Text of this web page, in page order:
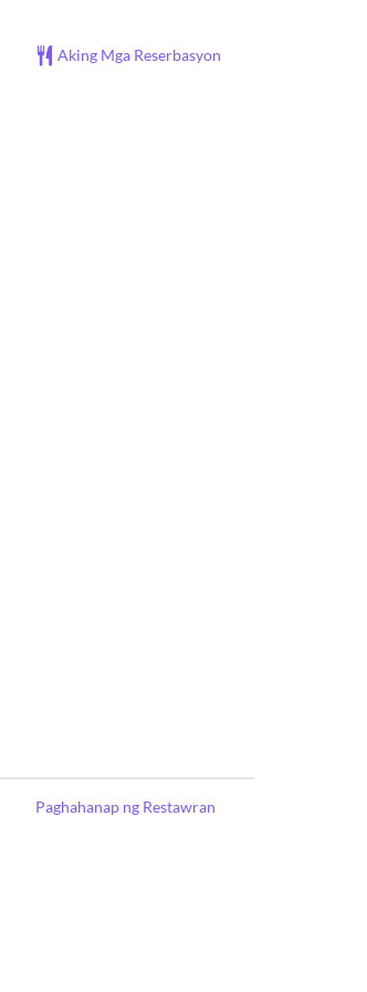
Aking Mga Reserbasyon
Paghahanap ng Restawran